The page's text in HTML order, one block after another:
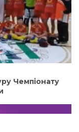
Чемпіонату